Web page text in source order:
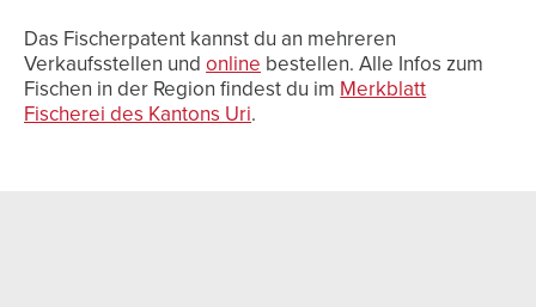
Das Fischerpatent kannst du an mehreren
Verkaufsstellen undonline bestellen. Alle Infos zum
Fischen in der Region findest du im Merkblatt
Fischerei des Kantons Uri.